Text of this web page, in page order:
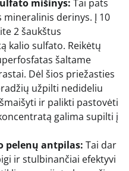
mišinys: Tai pats
derinys. Į 10
2 šaukštus
kalio sulfato. Reikėtų
šaltame
Dėl šios priežasties
užpilti nedideliu
ir palikti pastovėti
galima supilti į
pelenų antpilas: Tai dar
ir stulbinančiai efektyvi